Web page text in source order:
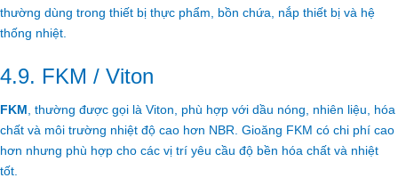
thường dùng trong thiết bị thực phẩm, bồn chứa, nắp thiết bị và hệ
thống nhiệt.
4.9. FKM / Viton
FKM , thường được gọi là Viton, phù hợp với dầu nóng, nhiên liệu, hóa
chất và môi trường nhiệt độ cao hơn NBR. Gioăng FKM có chi phí cao
hơn nhưng phù hợp cho các vị trí yêu cầu độ bền hóa chất và nhiệt
tốt.